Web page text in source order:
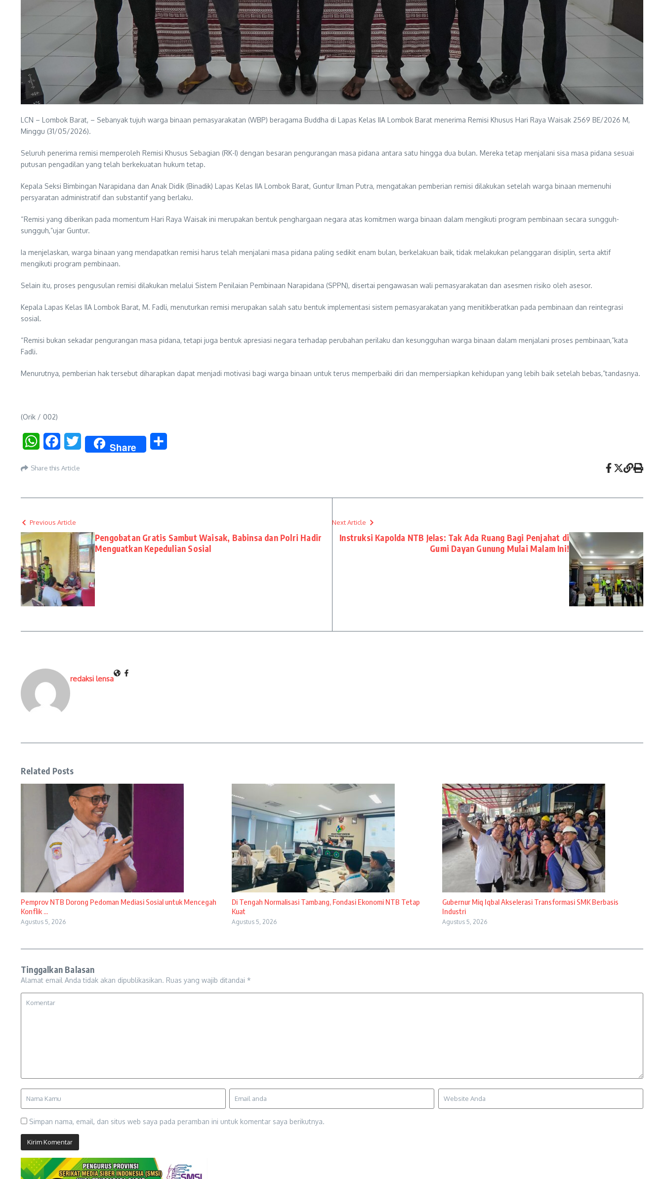
LCN – Lombok Barat, – Sebanyak tujuh warga binaan pemasyarakatan (WBP) beragama Buddha di Lapas Kelas IIA Lombok Barat menerima Remisi Khusus Hari Raya Waisak 2569 BE/2026 M,
Minggu (31/05/2026).
Seluruh penerima remisi memperoleh Remisi Khusus Sebagian (RK-I) dengan besaran pengurangan masa pidana antara satu hingga dua bulan. Mereka tetap menjalani sisa masa pidana sesuai
putusan pengadilan yang telah berkekuatan hukum tetap.
Kepala Seksi Bimbingan Narapidana dan Anak Didik (Binadik) Lapas Kelas IIA Lombok Barat, Guntur Ilman Putra, mengatakan pemberian remisi dilakukan setelah warga binaan memenuhi
persyaratan administratif dan substantif yang berlaku.
“Remisi yang diberikan pada momentum Hari Raya Waisak ini merupakan bentuk penghargaan negara atas komitmen warga binaan dalam mengikuti program pembinaan secara sungguh-
sungguh,”ujar Guntur.
Ia menjelaskan, warga binaan yang mendapatkan remisi harus telah menjalani masa pidana paling sedikit enam bulan, berkelakuan baik, tidak melakukan pelanggaran disiplin, serta aktif
mengikuti program pembinaan.
Selain itu, proses pengusulan remisi dilakukan melalui Sistem Penilaian Pembinaan Narapidana (SPPN), disertai pengawasan wali pemasyarakatan dan asesmen risiko oleh asesor.
Kepala Lapas Kelas IIA Lombok Barat, M. Fadli, menuturkan remisi merupakan salah satu bentuk implementasi sistem pemasyarakatan yang menitikberatkan pada pembinaan dan reintegrasi
sosial.
“Remisi bukan sekadar pengurangan masa pidana, tetapi juga bentuk apresiasi negara terhadap perubahan perilaku dan kesungguhan warga binaan dalam menjalani proses pembinaan,”kata
Fadli.
Menurutnya, pemberian hak tersebut diharapkan dapat menjadi motivasi bagi warga binaan untuk terus memperbaiki diri dan mempersiapkan kehidupan yang lebih baik setelah bebas,”tandasnya.
(Orik / 002)
WhatsAppFacebookTwitter Share
Share this Article
Previous Article
Pengobatan Gratis Sambut Waisak, Babinsa dan Polri Hadir
Menguatkan Kepedulian Sosial
Next Article
Instruksi Kapolda NTB Jelas: Tak Ada Ruang Bagi Penjahat di
Gumi Dayan Gunung Mulai Malam Ini!
redaksi lensa
Related Posts
Pemprov NTB Dorong Pedoman Mediasi Sosial untuk Mencegah
Konflik ...
Agustus 5, 2026
Di Tengah Normalisasi Tambang, Fondasi Ekonomi NTB Tetap
Kuat
Agustus 5, 2026
Gubernur Miq Iqbal Akselerasi Transformasi SMK Berbasis
Industri
Agustus 5, 2026
Tinggalkan Balasan
Alamat email Anda tidak akan dipublikasikan. Ruas yang wajib ditandai *
Simpan nama, email, dan situs web saya pada peramban ini untuk komentar saya berikutnya.